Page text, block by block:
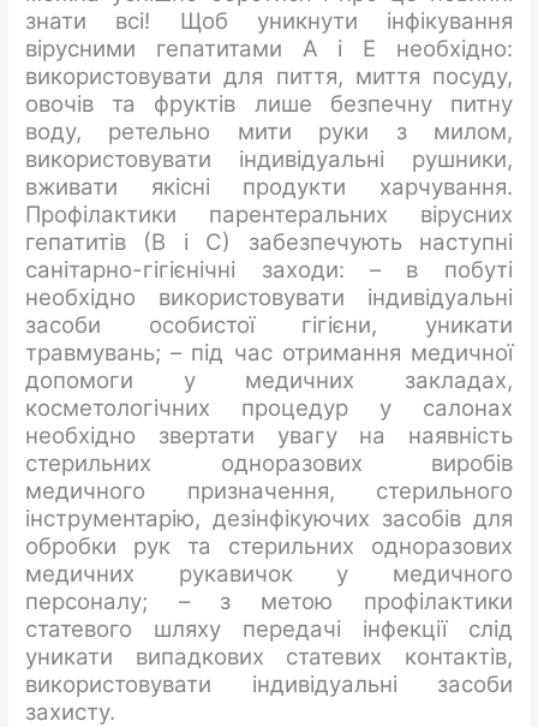
знати всі! Щоб уникнути інфікування
вірусними гепатитами А і Е необхідно:
використовувати для пиття, миття посуду,
овочів та фруктів лише безпечну питну
воду, ретельно мити руки з милом,
використовувати індивідуальні рушники,
вживати якісні продукти харчування.
Профілактики парентеральних вірусних
гепатитів (В і С) забезпечують наступні
санітарно-гігієнічні заходи: – в побуті
необхідно використовувати індивідуальні
засоби особистої гігієни, уникати
травмувань; – під час отримання медичної
допомоги у медичних закладах,
косметологічних процедур у салонах
необхідно звертати увагу на наявність
стерильних одноразових виробів
медичного призначення, стерильного
інструментарію, дезінфікуючих засобів для
обробки рук та стерильних одноразових
медичних рукавичок у медичного
персоналу; – з метою профілактики
статевого шляху передачі інфекції слід
уникати випадкових статевих контактів,
використовувати індивідуальні засоби
захисту.